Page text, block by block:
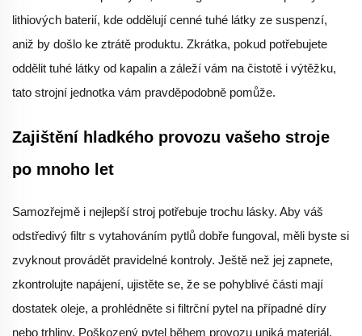
lithiových baterií, kde oddělují cenné tuhé látky ze suspenzí,
aniž by došlo ke ztrátě produktu. Zkrátka, pokud potřebujete
oddělit tuhé látky od kapalin a záleží vám na čistotě i výtěžku,
tato strojní jednotka vám pravděpodobně pomůže.
Zajištění hladkého provozu vašeho stroje
po mnoho let
Samozřejmě i nejlepší stroj potřebuje trochu lásky. Aby váš
odstředivý filtr s vytahováním pytlů dobře fungoval, měli byste si
zvyknout provádět pravidelné kontroly. Ještě než jej zapnete,
zkontrolujte napájení, ujistěte se, že se pohyblivé části mají
dostatek oleje, a prohlédněte si filtrční pytel na případné díry
nebo trhliny. Poškozený pytel během provozu uniká materiál,